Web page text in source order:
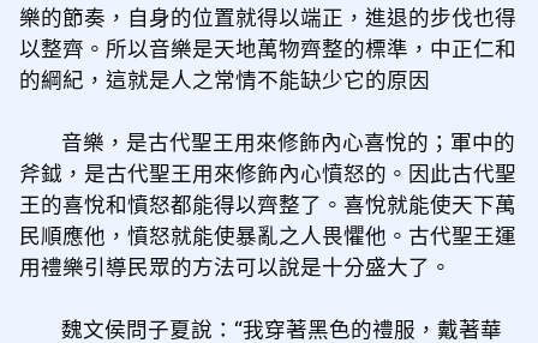
樂的節奏，自身的位置就得以端正，進退的步伐也得
以整齊。所以音樂是天地萬物齊整的標準，中正仁和
的綱紀，這就是人之常情不能缺少它的原因
音樂，是古代聖王用來修飾內心喜悅的；軍中的
斧鉞，是古代聖王用來修飾內心憤怒的。因此古代聖
王的喜悅和憤怒都能得以齊整了。喜悅就能使天下萬
民順應他，憤怒就能使暴亂之人畏懼他。古代聖王運
用禮樂引導民眾的方法可以說是十分盛大了。
魏文侯問子夏說：“我穿著黑色的禮服，戴著華